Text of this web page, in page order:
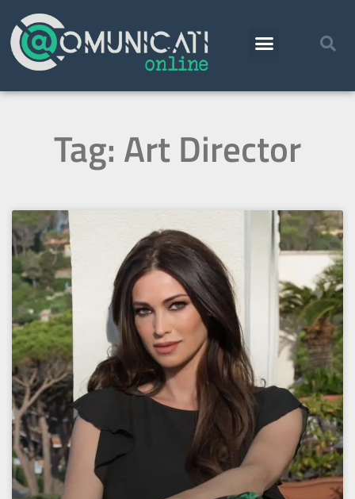
Tag: Art Director